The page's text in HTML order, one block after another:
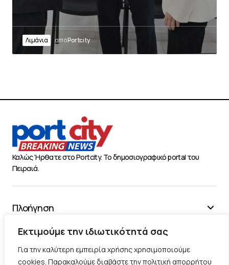
Εκτιμούμε την ιδιωτικότητά σας
Για την καλύτερη εμπειρία χρήσης χρησιμοποιούμε
cookies. Παρακαλούμε διαβάστε την πολιτική απορρήτου
Λιμάνια απόPortcity
Καλώς Ήρθατε στο Portcity. Το δημοσιογραφικό portal του
Πειραιά.
Πλοήγηση
Χρήσιμα
Διάφορα